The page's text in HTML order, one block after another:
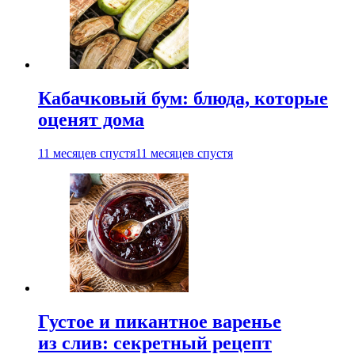
Кабачковый бум: блюда, которые
оценят дома
11 месяцев спустя11 месяцев спустя
Густое и пикантное варенье
из слив: секретный рецепт